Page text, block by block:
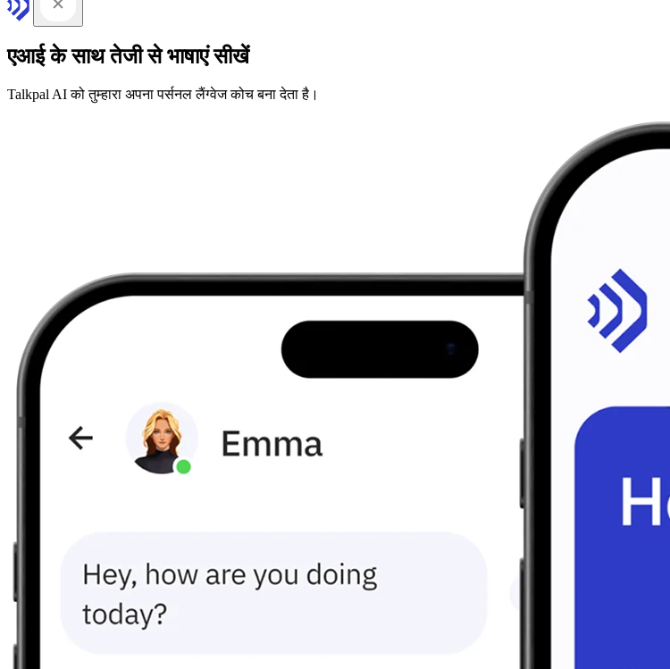
एआई के साथ तेजी से भाषाएं सीखें
Talkpal AI को तुम्हारा अपना पर्सनल लैंग्वेज कोच बना देता है।